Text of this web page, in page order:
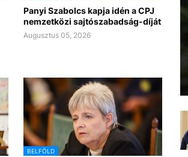
Panyi Szabolcs kapja idén a CPJ
nemzetközi sajtószabadság-díját
Augusztus 05, 2026
BELFÖLD